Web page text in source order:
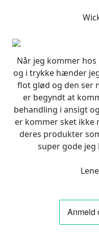
Når jeg kommer
og i trykke hænder
flot glød og den ser
er begyndt at
behandling i ansigt
er kommer sket ikke
deres produkter
super gode jeg